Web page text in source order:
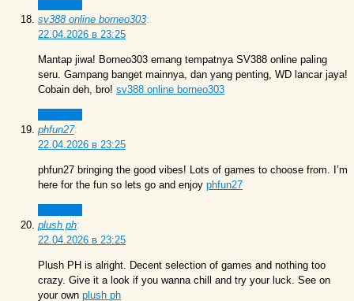
sv388 online borneo303:
22.04.2026 в 23:25
Mantap jiwa! Borneo303 emang tempatnya SV388 online paling
seru. Gampang banget mainnya, dan yang penting, WD lancar jaya!
Cobain deh, bro! sv388 online borneo303
phfun27:
22.04.2026 в 23:25
phfun27 bringing the good vibes! Lots of games to choose from. I’m
here for the fun so lets go and enjoy phfun27
plush ph:
22.04.2026 в 23:25
Plush PH is alright. Decent selection of games and nothing too
crazy. Give it a look if you wanna chill and try your luck. See on
your own plush ph